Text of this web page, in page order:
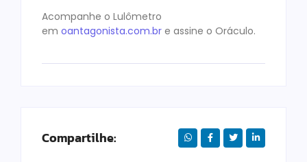
Acompanhe o Lulômetro
em oantagonista.com.br e assine o Oráculo.
Compartilhe: